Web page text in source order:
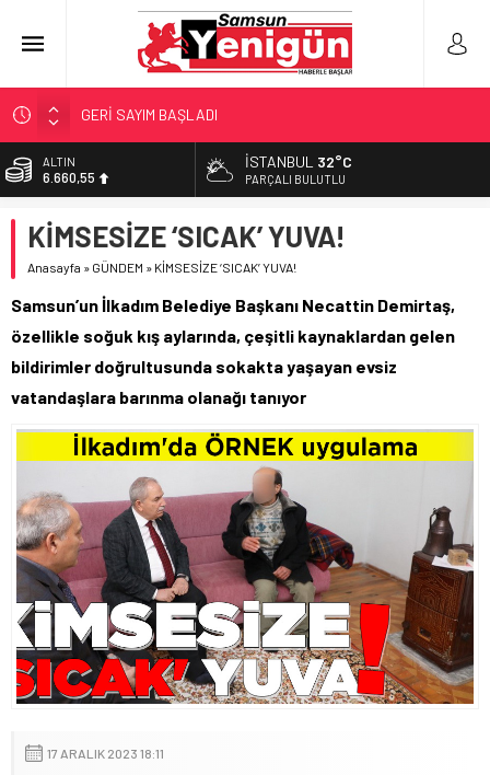
GERİ SAYIM BAŞLADI
SAMSUNSPOR’DA HEDEF 5’İNCİLİK!
‘BAFRA’YA YATIRIM YAPIN!’
YÖNETİCİ SEÇERKEN YAPILAN EN BÜYÜK HATALAR
ALTIN
6.660,55
13.779,39
DOLAR
55,1881
İSTANBUL 32°C
PARÇALI BULUTLU
KİMSESİZE ‘SICAK’ YUVA!
Anasayfa » GÜNDEM » KİMSESİZE ‘SICAK’ YUVA!
Samsun’un İlkadım Belediye Başkanı Necattin Demirtaş,
özellikle soğuk kış aylarında, çeşitli kaynaklardan gelen
bildirimler doğrultusunda sokakta yaşayan evsiz
vatandaşlara barınma olanağı tanıyor
17 ARALIK 2023 18:11